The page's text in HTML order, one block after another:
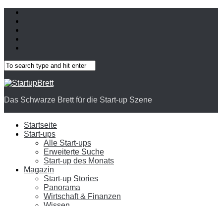
Das Schwarze Brett für die Start-up Szene
Startseite
Start-ups
Alle Start-ups
Erweiterte Suche
Start-up des Monats
Magazin
Start-up Stories
Panorama
Wirtschaft & Finanzen